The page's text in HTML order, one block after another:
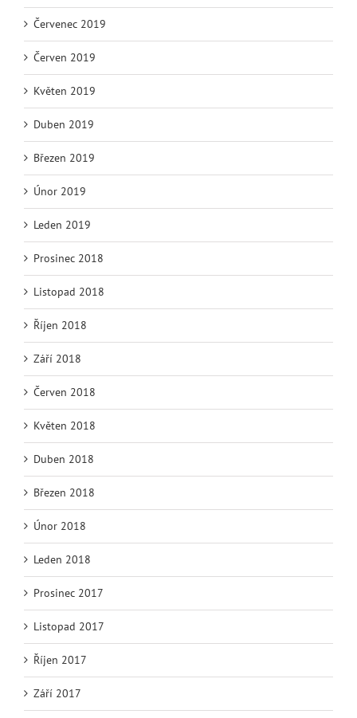
Červenec 2019
Červen 2019
Květen 2019
Duben 2019
Březen 2019
Únor 2019
Leden 2019
Prosinec 2018
Listopad 2018
Říjen 2018
Září 2018
Červen 2018
Květen 2018
Duben 2018
Březen 2018
Únor 2018
Leden 2018
Prosinec 2017
Listopad 2017
Říjen 2017
Září 2017